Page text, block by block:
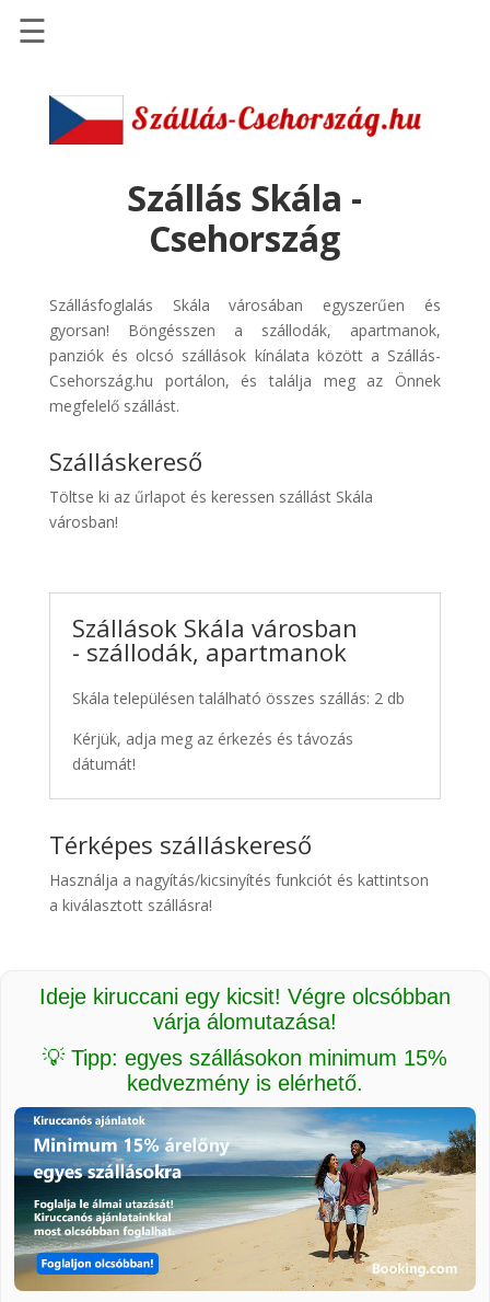
Szállások
Szállásinfo.eu
pénzvisszatérítéssel
Discover
Cars
Transzfer
Kiwi
Taxi
☰
Szállás Skála -
Csehország
Szállásfoglalás Skála városában egyszerűen és
gyorsan! Böngésszen a szállodák, apartmanok,
panziók és olcsó szállások kínálata között a Szállás-
Csehország.hu portálon, és találja meg az Önnek
megfelelő szállást.
Szálláskereső
Töltse ki az űrlapot és keressen szállást Skála
városban!
Szállások Skála városban
- szállodák, apartmanok
Skála településen található összes szállás: 2 db
Kérjük, adja meg az érkezés és távozás
dátumát!
Térképes szálláskereső
Használja a nagyítás/kicsinyítés funkciót és kattintson
a kiválasztott szállásra!
Ideje kiruccani egy kicsit! Végre olcsóbban
várja álomutazása!
💡 Tipp: egyes szállásokon minimum 15%
kedvezmény is elérhető.